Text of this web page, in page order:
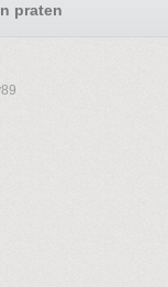
praten